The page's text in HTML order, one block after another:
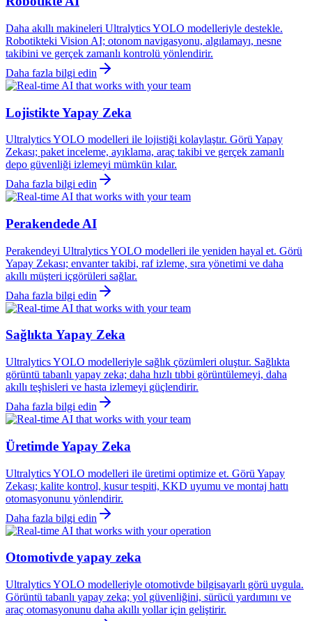
Daha akıllı makineleri Ultralytics YOLO modelleriyle destekle.
Robotikteki Vision AI; otonom navigasyonu, algılamayı, nesne
takibini ve gerçek zamanlı kontrolü yönlendirir.
Daha fazla bilgi edin
Lojistikte Yapay Zeka
Ultralytics YOLO modelleri ile lojistiği kolaylaştır. Görü Yapay
Zekası; paket inceleme, ayıklama, araç takibi ve gerçek zamanlı
depo güvenliği izlemeyi mümkün kılar.
Daha fazla bilgi edin
Perakendede AI
Perakendeyi Ultralytics YOLO modelleri ile yeniden hayal et. Görü
Yapay Zekası; envanter takibi, raf izleme, sıra yönetimi ve daha
akıllı müşteri içgörüleri sağlar.
Daha fazla bilgi edin
Sağlıkta Yapay Zeka
Ultralytics YOLO modelleriyle sağlık çözümleri oluştur. Sağlıkta
görüntü tabanlı yapay zeka; daha hızlı tıbbi görüntülemeyi, daha
akıllı teşhisleri ve hasta izlemeyi güçlendirir.
Daha fazla bilgi edin
Üretimde Yapay Zeka
Ultralytics YOLO modelleri ile üretimi optimize et. Görü Yapay
Zekası; kalite kontrol, kusur tespiti, KKD uyumu ve montaj hattı
otomasyonunu yönlendirir.
Daha fazla bilgi edin
Otomotivde yapay zeka
Ultralytics YOLO modelleriyle otomotivde bilgisayarlı görü uygula.
Görüntü tabanlı yapay zeka; yol güvenliğini, sürücü yardımını ve
araç otomasyonunu daha akıllı yollar için geliştirir.